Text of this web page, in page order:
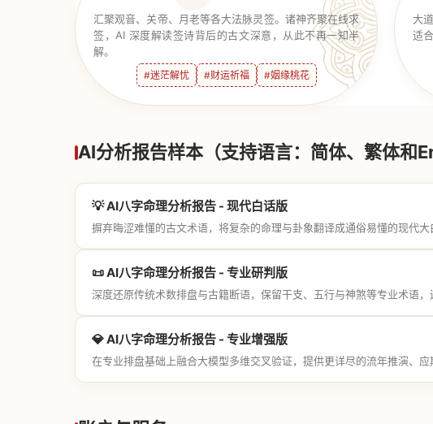
汇聚观音、关帝、月老等各大法脉灵签。诸神齐聚在线求
签，AI 深度解读签诗背后的古文深意，从此不再一知半
解。
#迷茫解忧 #财运祈福 #姻缘桃花
大
适
AI分析报告样本（支持语言：简体、繁体和
💡 AI八字命理分析报告 - 现代白话版
摒弃晦涩难懂的古文术语，将复杂的命理与卦象翻译成通俗易懂的现代
📜 AI八字命理分析报告 - 专业研判版
深度还原传统术数排盘与古籍断语，保留干支、五行与神煞等专业术语，
💎 AI八字命理分析报告 - 专业增强版
在专业排盘基础上融合大模型多维交叉验证，提供更详尽的流年推演、